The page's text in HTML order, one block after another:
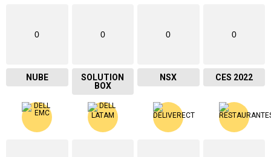
0
NUBE
0
SOLUTION
BOX
0
NSX
0
CES 2022